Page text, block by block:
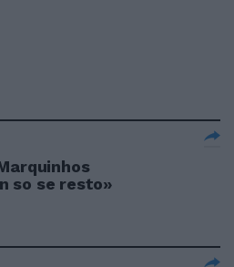
so se resto»